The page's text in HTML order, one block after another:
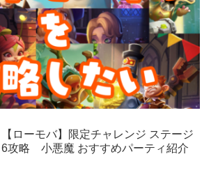
【ローモバ】限定チャレンジ ステージ
6攻略 小悪魔 おすすめパーティ紹介